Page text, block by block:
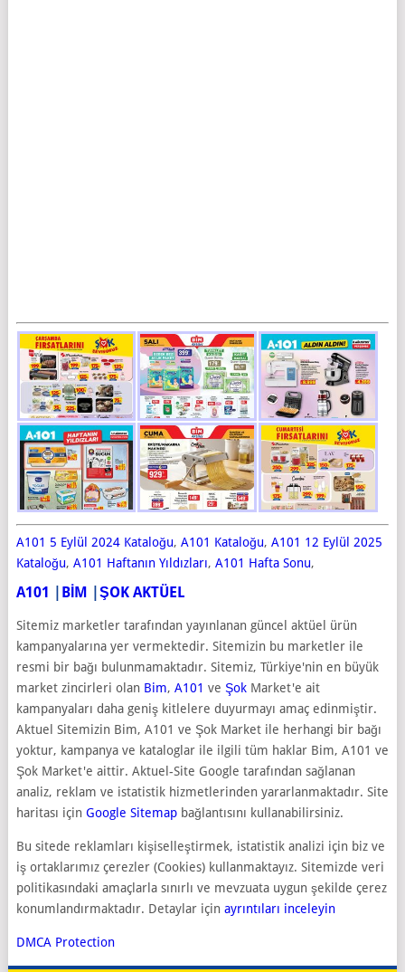
A101 5 Eylül 2024 Kataloğu, A101 Kataloğu, A101 12 Eylül 2025
Kataloğu, A101 Haftanın Yıldızları, A101 Hafta Sonu,
A101 BİM ŞOK AKTÜEL
Sitemiz marketler tarafından yayınlanan güncel aktüel ürün
kampanyalarına yer vermektedir. Sitemizin bu marketler ile
resmi bir bağı bulunmamaktadır. Sitemiz, Türkiye'nin en büyük
market zincirleri olan Bim, A101 ve ŞokMarket'e ait
kampanyaları daha geniş kitlelere duyurmayı amaç edinmiştir.
Aktuel Sitemizin Bim, A101 ve Şok Market ile herhangi bir bağı
yoktur, kampanya ve kataloglar ile ilgili tüm haklar Bim, A101 ve
Şok Market'e aittir. Aktuel-Site Google tarafından sağlanan
analiz, reklam ve istatistik hizmetlerinden yararlanmaktadır. Site
haritası için Google Sitemapbağlantısını kullanabilirsiniz.
Bu sitede reklamları kişiselleştirmek, istatistik analizi için biz ve
iş ortaklarımız çerezler (Cookies) kullanmaktayız. Sitemizde veri
politikasındaki amaçlarla sınırlı ve mevzuata uygun şekilde çerez
konumlandırmaktadır. Detaylar için ayrıntıları inceleyin
DMCA Protection